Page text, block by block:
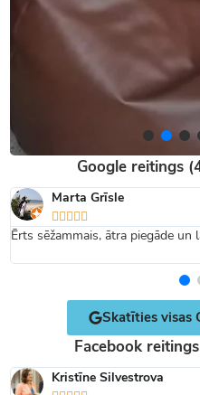
Google reitings
Marta Grīsle
    
Ērts sēžammais, ātra piegāde un
Skatīties visas
Facebook
Kristīne Silvestrova